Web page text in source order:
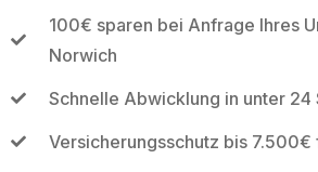
100€ sparen bei Anfrage Ihres
Norwich
Schnelle Abwicklung in unter 24
Versicherungsschutz bis 7.500€